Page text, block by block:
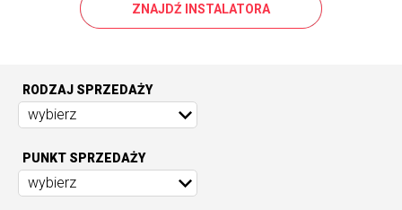
ZNAJDŹ INSTALATORA
RODZAJ SPRZEDAŻY
wybierz
PUNKT SPRZEDAŻY
wybierz